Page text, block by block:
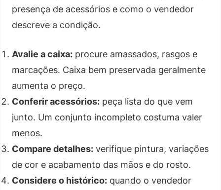
presença de acessórios e como o vendedor
descreve a condição.
Avalie a caixa: procure amassados, rasgos e
marcações. Caixa bem preservada geralmente
aumenta o preço.
Conferir acessórios: peça lista do que vem
junto. Um conjunto incompleto costuma valer
menos.
Compare detalhes: verifique pintura, variações
de cor e acabamento das mãos e do rosto.
Considere o histórico: quando o vendedor